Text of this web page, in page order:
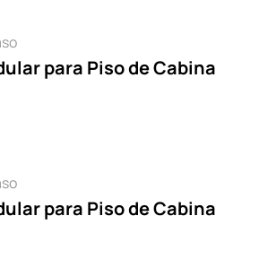
para Piso de Cabina
para Piso de Cabina